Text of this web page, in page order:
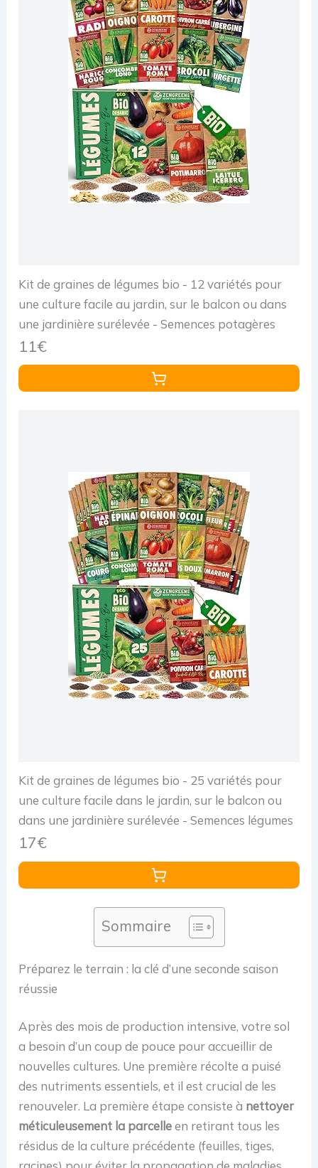
Kit de graines de légumes bio - 12 variétés pour
une culture facile au jardin, sur le balcon ou dans
une jardinière surélevée - Semences potagères
11€
Kit de graines de légumes bio - 25 variétés pour
une culture facile dans le jardin, sur le balcon ou
dans une jardinière surélevée - Semences légumes
17€
Sommaire
Préparez le terrain : la clé d’une seconde saison
réussie
Après des mois de production intensive, votre sol
a besoin d’un coup de pouce pour accueillir de
nouvelles cultures. Une première récolte a puisé
des nutriments essentiels, et il est crucial de les
renouveler. La première étape consiste à nettoyer
méticuleusement la parcelleen retirant tous les
résidus de la culture précédente (feuilles, tiges,